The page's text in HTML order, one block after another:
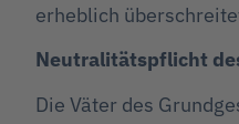
erheblich
Neutralitätspflicht
Die Väter des